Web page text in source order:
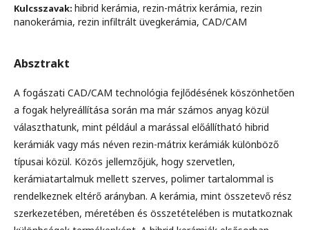
Kulcsszavak: hibrid kerámia, rezin-mátrix kerámia, rezin
nanokerámia, rezin infiltrált üvegkerámia, CAD/CAM
Absztrakt
A fogászati CAD/CAM technológia fejlődésének köszönhetően
a fogak helyreállítása során ma már számos anyag közül
választhatunk, mint például a marással előállítható hibrid
kerámiák vagy más néven rezin-mátrix kerámiák különböző
típusai közül. Közös jellemzőjük, hogy szervetlen,
kerámiatartalmuk mellett szerves, polimer tartalommal is
rendelkeznek eltérő arányban. A kerámia, mint összetevő rész
szerkezetében, méretében és összetételében is mutatkoznak